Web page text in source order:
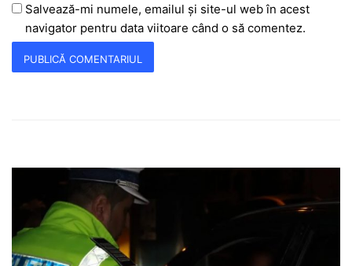
Salvează-mi numele, emailul și site-ul web în acest
navigator pentru data viitoare când o să comentez.